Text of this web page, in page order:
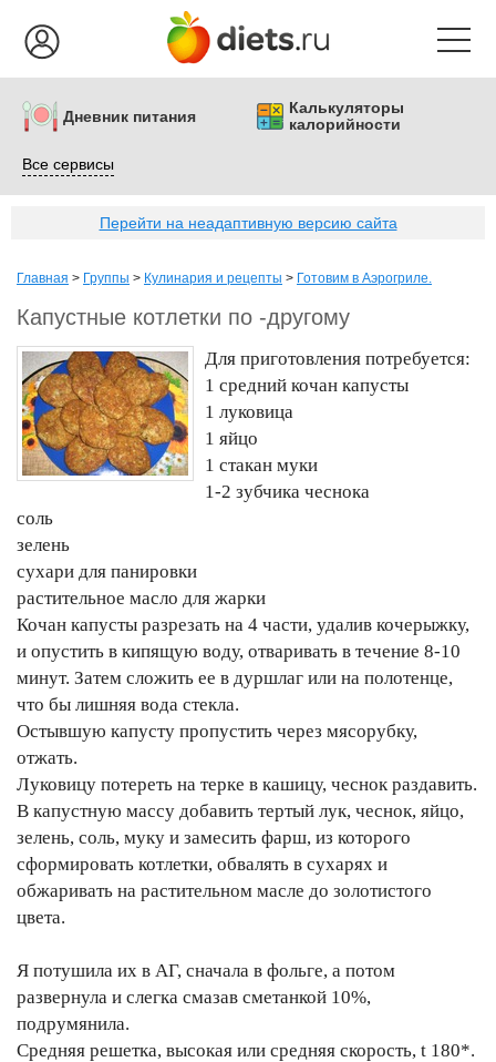
Дневник питания
Калькуляторы
калорийности
Все сервисы
Перейти на неадаптивную версию сайта
Главная > Группы > Кулинария и рецепты > Готовим в Аэрогриле.
Капустные котлетки по -другому
Для приготовления потребуется:
1 средний кочан капусты
1 луковица
1 яйцо
1 стакан муки
1-2 зубчика чеснока
соль
зелень
сухари для панировки
растительное масло для жарки
Кочан капусты разрезать на 4 части, удалив кочерыжку,
и опустить в кипящую воду, отваривать в течение 8-10
минут. Затем сложить ее в дуршлаг или на полотенце,
что бы лишняя вода стекла.
Остывшую капусту пропустить через мясорубку,
отжать.
Луковицу потереть на терке в кашицу, чеснок раздавить.
В капустную массу добавить тертый лук, чеснок, яйцо,
зелень, соль, муку и замесить фарш, из которого
сформировать котлетки, обвалять в сухарях и
обжаривать на растительном масле до золотистого
цвета.
Я потушила их в АГ, сначала в фольге, а потом
развернула и слегка смазав сметанкой 10%,
подрумянила.
Средняя решетка, высокая или средняя скорость, t 180*.